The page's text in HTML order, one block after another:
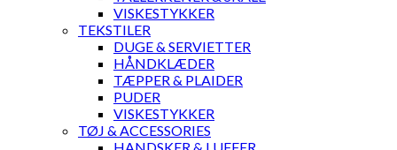
VISKESTYKKER
TEKSTILER
DUGE & SERVIETTER
HÅNDKLÆDER
TÆPPER & PLAIDER
PUDER
VISKESTYKKER
TØJ & ACCESSORIES